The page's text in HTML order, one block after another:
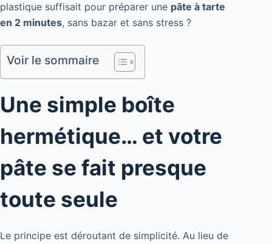
plastique suffisait pour préparer une pâte à tarte
en 2 minutes, sans bazar et sans stress ?
Voir le sommaire
Une simple boîte
hermétique… et votre
pâte se fait presque
toute seule
Le principe est déroutant de simplicité. Au lieu de